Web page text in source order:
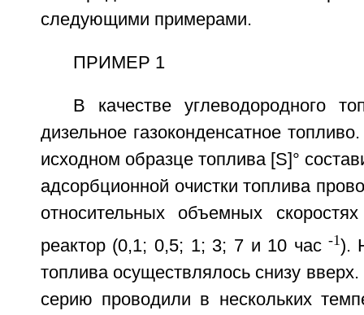
следующими примерами.
ПРИМЕР 1
В качестве углеводородного
дизельное газоконденсатное
исходном образце топлива [S]°
адсорбционной очистки топлива
относительных объемных
реактор (0,1; 0,5; 1; 3; 7 и 10 час -1).
топлива осуществлялось снизу
серию проводили в нескольких